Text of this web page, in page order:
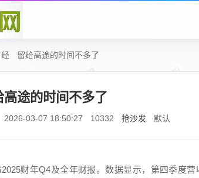
留给高途的时间不多了
高途的时间不多了
2026-03-07 18:50:27 10332 抢沙发 默认
财年Q4及全年财报。数据显示，第四季度